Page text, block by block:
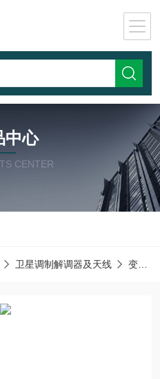
中心
CENTER
卫星调制解调器及天线 变频器天线